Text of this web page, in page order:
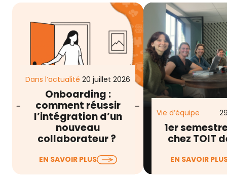
Dans l’actualité 20 juillet 2026
Onboarding :
comment réussir
l’intégration d’un
nouveau
collaborateur ?
Lorsqu’on évoque
l’onboarding collaborateur,
on pense souvent au livret
EN SAVOIR PLUS
Vie d’équipe
1er
chez TOIT
fond (RSE,
développement
EN SAVOIR